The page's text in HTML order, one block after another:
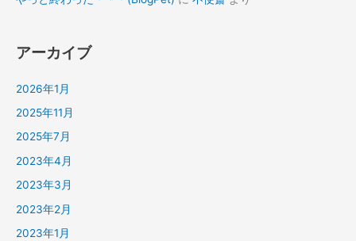
アーカイブ
2026年1月
2025年11月
2025年7月
2023年4月
2023年3月
2023年2月
2023年1月